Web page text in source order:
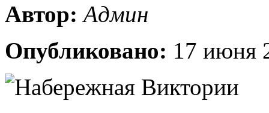
Автор: Админ
Опубликовано: 17 июня